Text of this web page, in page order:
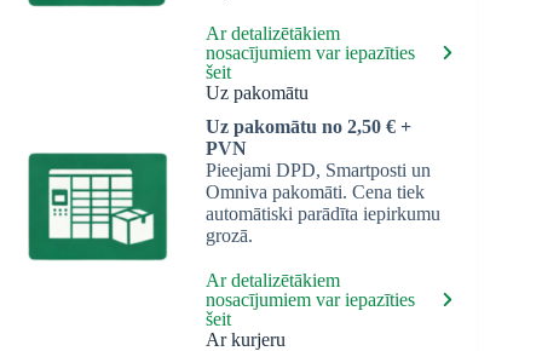
Ar detalizētākiem
nosacījumiem var iepazīties
šeit
Uz pakomātu
Uz pakomātu no 2,50 € +
PVN
Pieejami DPD, Smartposti un
Omniva pakomāti. Cena tiek
automātiski parādīta iepirkumu
grozā.
Ar detalizētākiem
nosacījumiem var iepazīties
šeit
Ar kurjeru